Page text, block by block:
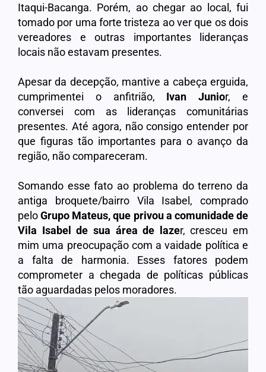
Itaqui-Bacanga. Porém, ao chegar ao local, fui
tomado por uma forte tristeza ao ver que os dois
vereadores e outras importantes lideranças
locais não estavam presentes.
Apesar da decepção, mantive a cabeça erguida,
cumprimentei o anfitrião, Ivan Junior, e
conversei com as lideranças comunitárias
presentes. Até agora, não consigo entender por
que figuras tão importantes para o avanço da
região, não compareceram.
Somando esse fato ao problema do terreno da
antiga broquete/bairro Vila Isabel, comprado
peloGrupo Mateus, que privou a comunidade de
Vila Isabel de sua área de lazer, cresceu em
mim uma preocupação com a vaidade política e
a falta de harmonia. Esses fatores podem
comprometer a chegada de políticas públicas
tão aguardadas pelos moradores.